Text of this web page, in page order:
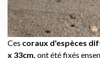
Ces coraux d'espèces
x 33cm, ont été fixés